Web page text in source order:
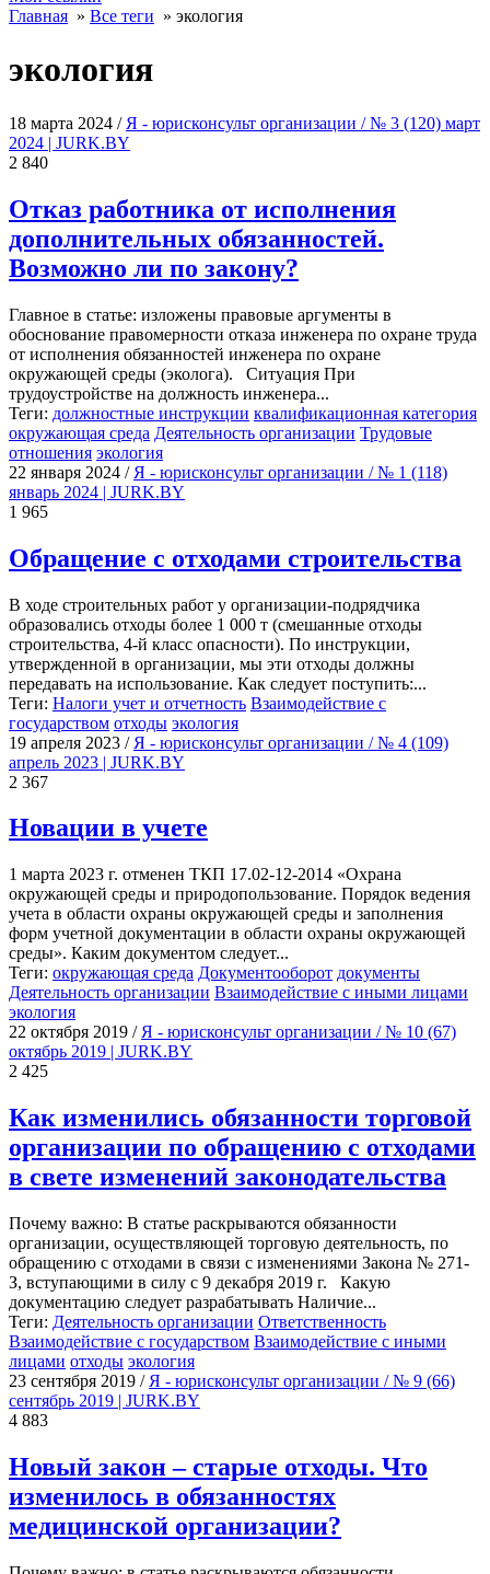
Главная » Все теги » экология
экология
18 мартa 2024 / Я - юрисконсульт организации / № 3 (120) март
2024 | JURK.BY
2 840
Отказ работника от исполнения
дополнительных обязанностей.
Возможно ли по закону?
Главное в статье: изложены правовые аргументы в
обоснование правомерности отказа инженера по охране труда
от исполнения обязанностей инженера по охране
окружающей среды (эколога). Ситуация При
трудоустройстве на должность инженера...
Теги: должностные инструкции квалификационная категория
окружающая среда Деятельность организации Трудовые
отношения экология
22 января 2024 / Я - юрисконсульт организации / № 1 (118)
январь 2024 | JURK.BY
1 965
Обращение с отходами строительства
В ходе строительных работ у организации-подрядчика
образовались отходы более 1 000 т (смешанные отходы
строительства, 4-й класс опасности). По инструкции,
утвержденной в организации, мы эти отходы должны
передавать на использование. Как следует поступить:...
Теги: Налоги учет и отчетность Взаимодействие с
государством отходы экология
19 апреля 2023 / Я - юрисконсульт организации / № 4 (109)
апрель 2023 | JURK.BY
2 367
Новации в учете
1 марта 2023 г. отменен ТКП 17.02-12-2014 «Охрана
окружающей среды и природопользование. Порядок ведения
учета в области охраны окружающей среды и заполнения
форм учетной документации в области охраны окружающей
среды». Каким документом следует...
Теги: окружающая среда Документооборот документы
Деятельность организации Взаимодействие с иными лицами
экология
22 октября 2019 / Я - юрисконсульт организации / № 10 (67)
октябрь 2019 | JURK.BY
2 425
Как изменились обязанности торговой
организации по обращению с отходами
в свете изменений законодательства
Почему важно: В статье раскрываются обязанности
организации, осуществляющей торговую деятельность, по
обращению с отходами в связи с изменениями Закона № 271-
З, вступающими в силу с 9 декабря 2019 г. Какую
документацию следует разрабатывать Наличие...
Теги: Деятельность организации Ответственность
Взаимодействие с государством Взаимодействие с иными
лицами отходы экология
23 сентября 2019 / Я - юрисконсульт организации / № 9 (66)
сентябрь 2019 | JURK.BY
4 883
Новый закон – старые отходы. Что
изменилось в обязанностях
медицинской организации?